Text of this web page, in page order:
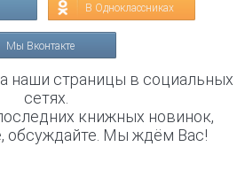
В Одноклассниках
Мы Вконтакте
наши страницы в социальных
сетях.
книжных новинок,
обсуждайте. Мы ждём Вас!